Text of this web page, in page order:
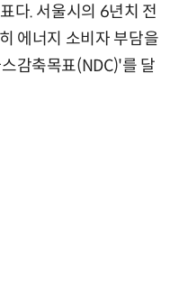
다. 서울시의 6년치 전
에너지 소비자 부담을
감축목표(NDC)'를 달